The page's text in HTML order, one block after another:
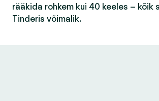
rääkida rohkem kui 40 keeles – kõik
Tinderis võimalik.